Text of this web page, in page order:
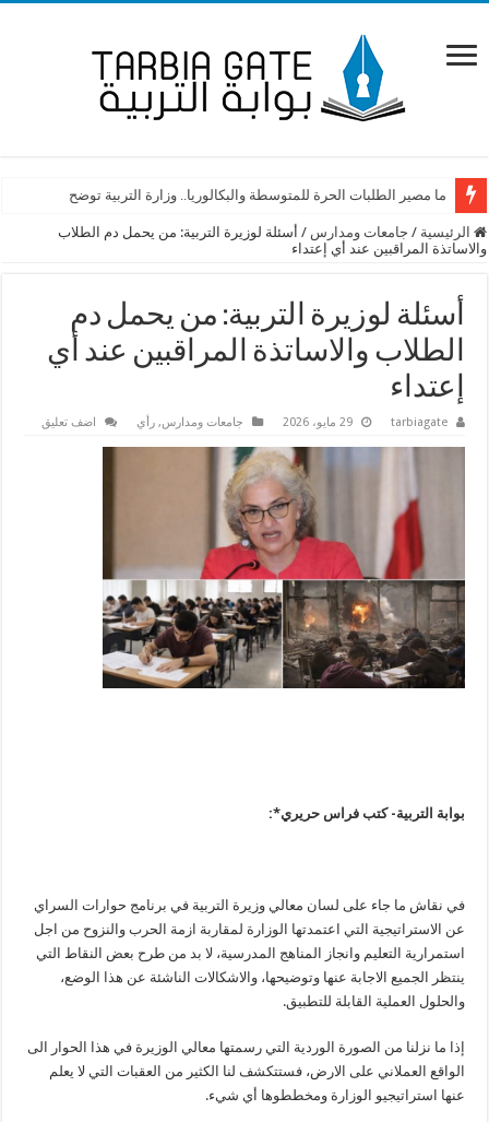
ما مصير الطلبات الحرة للمتوسطة والبكالوريا.. وزارة التربية توضح
الرئيسية / جامعات ومدارس / أسئلة لوزيرة التربية: من يحمل دم الطلاب
والاساتذة المراقبين عند أي إعتداء
أسئلة لوزيرة التربية: من يحمل دم
الطلاب والاساتذة المراقبين عند أي
إعتداء
tarbiagate 29 مايو، 2026 جامعات ومدارس,رأي اضف تعليق
بوابة التربية- كتب فراس حريري*:
في نقاش ما جاء على لسان معالي وزيرة التربية في برنامج حوارات السراي
عن الاستراتيجية التي اعتمدتها الوزارة لمقاربة ازمة الحرب والنزوح من اجل
استمرارية التعليم وانجاز المناهج المدرسية، لا بد من طرح بعض النقاط التي
ينتظر الجميع الاجابة عنها وتوضيحها، والاشكالات الناشئة عن هذا الوضع،
والحلول العملية القابلة للتطبيق.
إذا ما نزلنا من الصورة الوردية التي رسمتها معالي الوزيرة في هذا الحوار الى
الواقع العملاني على الارض، فستتكشف لنا الكثير من العقبات التي لا يعلم
عنها استراتيجيو الوزارة ومخططوها أي شيء.